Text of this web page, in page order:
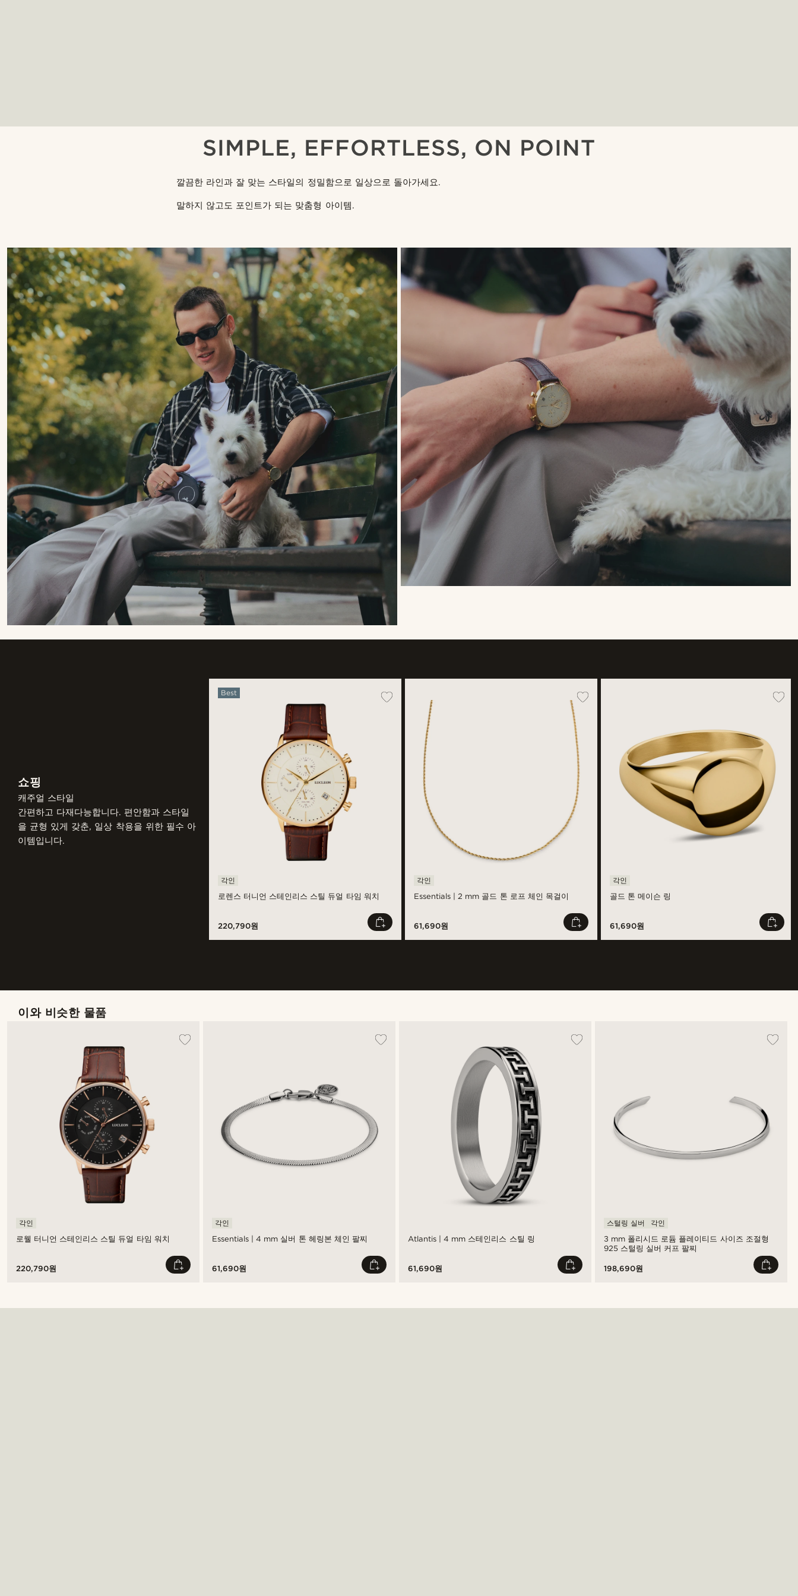
SIMPLE, EFFORTLESS, ON POINT
깔끔한 라인과 잘 맞는 스타일의 정밀함으로 일상으로 돌아가세요.
말하지 않고도 포인트가 되는 맞춤형 아이템.
쇼핑
캐주얼 스타일
간편하고 다재다능합니다. 편안함과 스타일
을 균형 있게 갖춘, 일상 착용을 위한 필수 아
이템입니다.
로렌스 터니언 스테인리스 스틸 듀얼 타임 워치
Best
각인
220,790원
Essentials | 2 mm 골드 톤 로프 체인 목걸이
각인
61,690원
골드 톤 메이슨 링
각인
61,690원
이와 비슷한 물품
로웰 터니언 스테인리스 스틸 듀얼 타임 워치
각인
220,790원
Essentials | 4 mm 실버 톤 헤링본 체인 팔찌
각인
61,690원
Atlantis | 4 mm 스테인리스 스틸 링
61,690원
3 mm 폴리시드 로듐 플레이티드 사이즈 조절형
925 스털링 실버 커프 팔찌
스털링 실버 각인
198,690원